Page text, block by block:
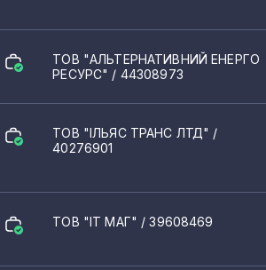
ТОВ "АЛЬТЕРНАТИВНИЙ ЕНЕРГО
РЕСУРС" / 44308973
ТОВ "ІЛЬЯС ТРАНС ЛТД" /
40276901
ТОВ "ІТ МАГ" / 39608469